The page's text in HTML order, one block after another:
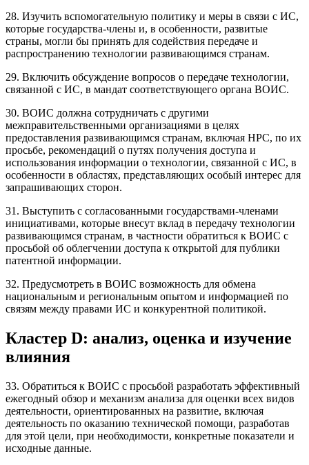
28. Изучить вспомогательную политику и меры в связи с ИС,
которые государства-члены и, в особенности, развитые
страны, могли бы принять для содействия передаче и
распространению технологии развивающимся странам.
29. Включить обсуждение вопросов о передаче технологии,
связанной с ИС, в мандат соответствующего органа ВОИС.
30. ВОИС должна сотрудничать с другими
межправительственными организациями в целях
предоставления развивающимся странам, включая НРС, по их
просьбе, рекомендаций о путях получения доступа и
использования информации о технологии, связанной с ИС, в
особенности в областях, представляющих особый интерес для
запрашивающих сторон.
31. Выступить с согласованными государствами-членами
инициативами, которые внесут вклад в передачу технологии
развивающимся странам, в частности обратиться к ВОИС с
просьбой об облегчении доступа к открытой для публики
патентной информации.
32. Предусмотреть в ВОИС возможность для обмена
национальным и региональным опытом и информацией по
связям между правами ИС и конкурентной политикой.
Кластер D: анализ, оценка и изучение
влияния
33. Обратиться к ВОИС с просьбой разработать эффективный
ежегодный обзор и механизм анализа для оценки всех видов
деятельности, ориентированных на развитие, включая
деятельность по оказанию технической помощи, разработав
для этой цели, при необходимости, конкретные показатели и
исходные данные.